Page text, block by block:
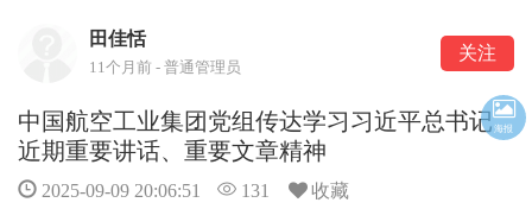
田佳恬
11个月前 - 普通管理员
关注
中国航空工业集团党组传达学习习近平总书记
近期重要讲话、重要文章精神
2025-09-09 20:06:51 131
收藏
海报